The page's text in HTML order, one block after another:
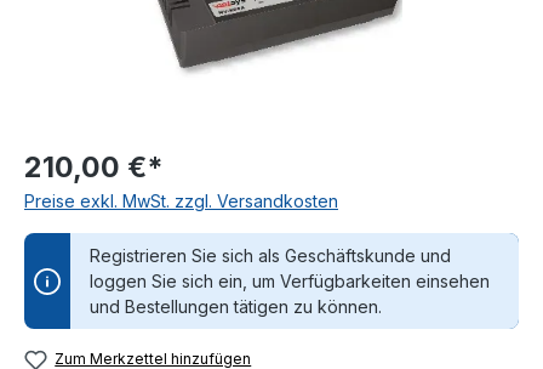
210,00 €*
Preise exkl. MwSt. zzgl. Versandkosten
Registrieren Sie sich als Geschäftskunde und
loggen Sie sich ein, um Verfügbarkeiten einsehen
und Bestellungen tätigen zu können.
Zum Merkzettel hinzufügen